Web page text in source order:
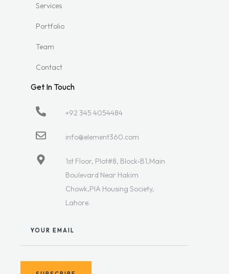
Services
Portfolio
Team
Contact
Get In Touch
+92 345 4054484
info@element360.com
1st Floor, Plot#8, Block-B1,Main
Boulevard Near Hakim
Chowk,PIA Housing Society,
Lahore.
YOUR EMAIL